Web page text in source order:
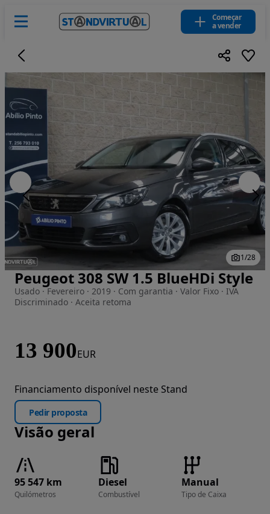
Começar
a vender
Imagem 1 de 28
1/28
Peugeot 308 SW 1.5 BlueHDi Style
Usado · Fevereiro · 2019 · Com garantia · Valor Fixo · IVA
Discriminado · Aceita retoma
13 900EUR
Financiamento disponível neste Stand
Pedir proposta
Visão geral
95 547 km
Quilómetros
Diesel
Combustível
Manual
Tipo de Caixa